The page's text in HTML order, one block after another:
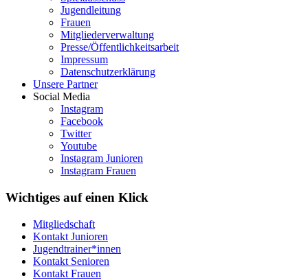
Jugendleitung
Frauen
Mitgliederverwaltung
Presse/Öffentlichkeitsarbeit
Impressum
Datenschutzerklärung
Unsere Partner
Social Media
Instagram
Facebook
Twitter
Youtube
Instagram Junioren
Instagram Frauen
Wichtiges auf einen Klick
Mitgliedschaft
Kontakt Junioren
Jugendtrainer*innen
Kontakt Senioren
Kontakt Frauen